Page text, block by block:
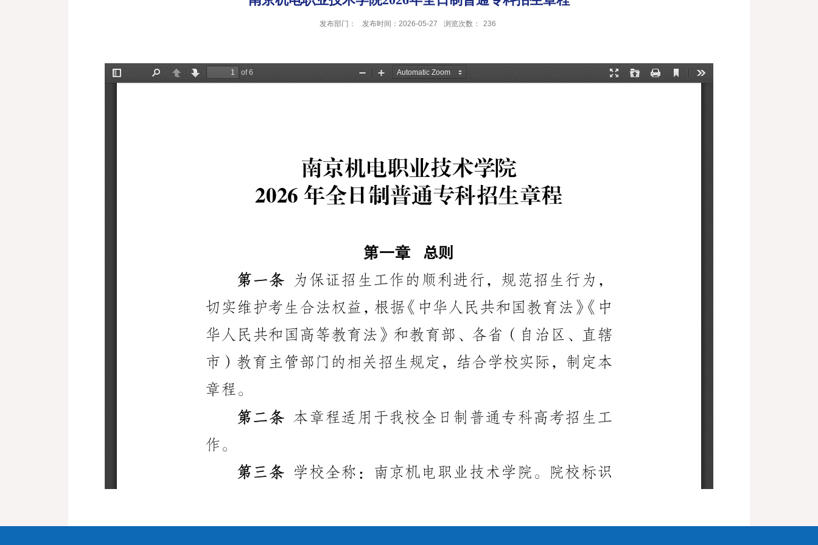
发布部门： 发布时间：2026-05-27 浏览次数： 236